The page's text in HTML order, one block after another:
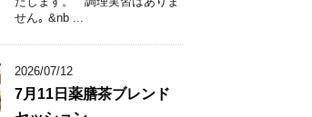
せん｡ &nb ...
2026/07/12
7月11日薬膳茶ブレンド